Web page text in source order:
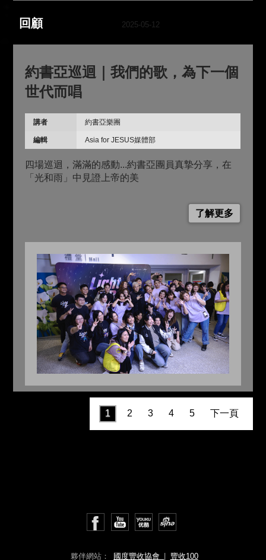
回顧 2025-05-12
約書亞巡迴｜我們的歌，為下一個
世代而唱
講者 約書亞樂團
編輯 Asia for JESUS媒體部
四場巡迴，滿滿的感動...約書亞團員真摯分享，在
「光和雨」中見證上帝的美
了解更多
1 2 3 4 5 下一頁
夥伴網站： 國度豐收協會 豐收100